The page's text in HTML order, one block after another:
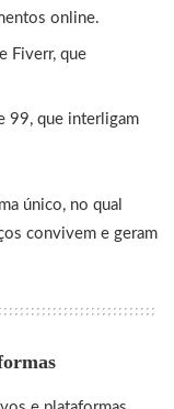
online.
Fiverr, que
99, que interligam
único, no qual
convivem e geram